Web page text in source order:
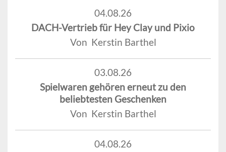
04.08.26
DACH-Vertrieb für Hey Clay und Pixio
Von Kerstin Barthel
03.08.26
Spielwaren gehören erneut zu den
beliebtesten Geschenken
Von Kerstin Barthel
04.08.26